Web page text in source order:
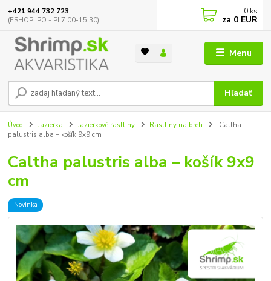
Menu
Hľadať
+421 944 732 723
(ESHOP: PO - PI 7:00-15:30)
0 ks
za 0 EUR
Úvod Jazierka Jazierkové rastliny Rastliny na breh
Caltha
palustris alba – košík 9x9 cm
Caltha palustris alba – košík 9x9
cm
Novinka